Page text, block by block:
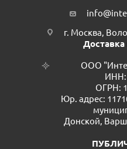
г. Москва,
Доставка
ООО
ИНН:
ОГРН:
Юр. адрес:
Донской,